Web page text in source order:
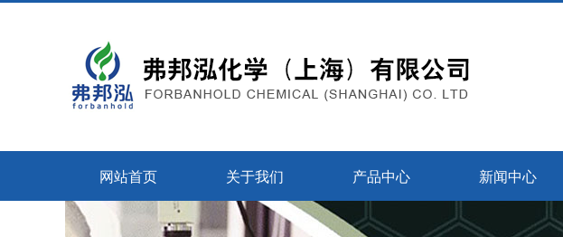
网站首页 关于我们 产品中心 新闻中心